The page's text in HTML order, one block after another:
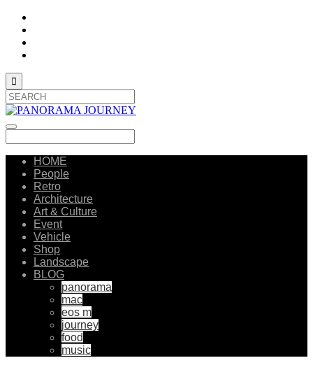

HOME
People
Retro
Architecture
Art & Culture
Event
Vehicle
Shop
Landscape
BLOG
panorama
mac
eos m
journey
food
music